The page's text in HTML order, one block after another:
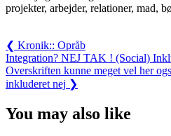
projekter, arbejder, relationer, mad,
Post
navigation
❮ Previous
Post:
Kronik:: Opråb
Next
Post:
Integration? NEJ TAK ! (Social)
Overskriften kunne meget vel her
inkluderet nej ❯
You may also like